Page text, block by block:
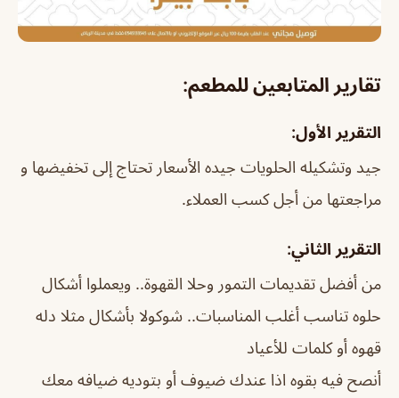
تقارير المتابعين للمطعم:
التقرير الأول:
جيد وتشكيله الحلويات جيده الأسعار تحتاج إلى تخفيضها و
مراجعتها من أجل كسب العملاء.
التقرير الثاني:
من أفضل تقديمات التمور وحلا القهوة.. ويعملوا أشكال
حلوه تناسب أغلب المناسبات.. شوكولا بأشكال مثلا دله
قهوه أو كلمات للأعياد
أنصح فيه بقوه اذا عندك ضيوف أو بتوديه ضيافه معك